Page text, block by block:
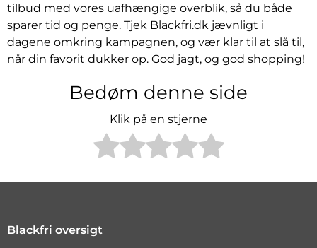
tilbud med vores uafhængige overblik, så du både
sparer tid og penge. Tjek Blackfri.dk jævnligt i
dagene omkring kampagnen, og vær klar til at slå til,
når din favorit dukker op. God jagt, og god shopping!
Bedøm denne side
Klik på en stjerne
Blackfri oversigt